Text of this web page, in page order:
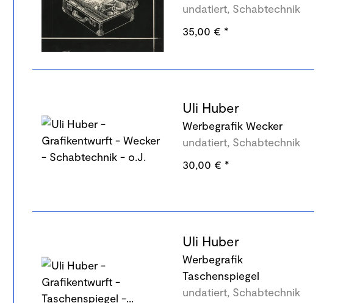
undatiert, Schabtechnik
35,00 € *
Uli Huber
Werbegrafik Wecker
undatiert, Schabtechnik
30,00 € *
Uli Huber
Werbegrafik
Taschenspiegel
undatiert, Schabtechnik